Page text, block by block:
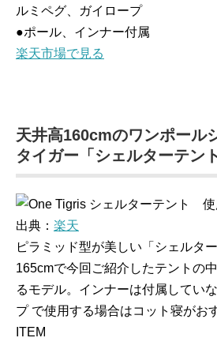
ルミペグ、ガイロープ
●ポール、インナー付属
楽天市場で見る
天井高160cmのワンポール
タイガー「シェルターテント
出典： 楽天
ピラミッド型が美しい「シェルタ
165cmで今回ご紹介したテントの
るモデル。インナーは付属してい
プ で使用する場合はコット寝がお
ITEM